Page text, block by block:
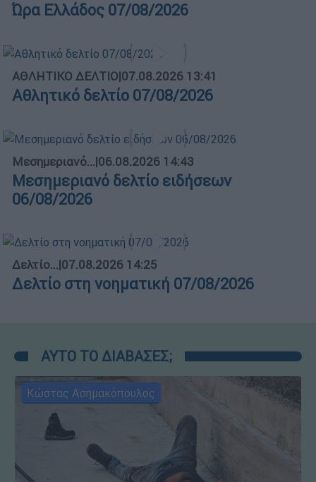
Ώρα Ελλάδος 07/08/2026
ΑΘΛΗΤΙΚΟ ΔΕΛΤΙΟ|07.08.2026 13:41
Αθλητικό δελτίο 07/08/2026
Μεσημεριανό...|06.08.2026 14:43
Μεσημεριανό δελτίο ειδήσεων
06/08/2026
Δελτίο...|07.08.2026 14:25
Δελτίο στη νοηματική 07/08/2026
ΑΥΤΟ ΤΟ ΔΙΑΒΑΣΕΣ;
Κώστας Ασημακόπουλος